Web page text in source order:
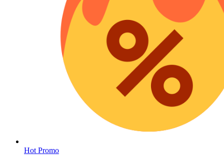
Hot Promo